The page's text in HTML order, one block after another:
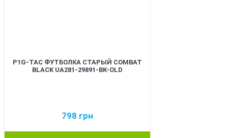
P1G-TAC ФУТБОЛКА СТАРЫЙ COMBAT
BLACK UA281-29891-BK-OLD
798 грн